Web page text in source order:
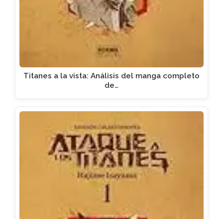
Titanes a la vista: Análisis del manga completo
de…